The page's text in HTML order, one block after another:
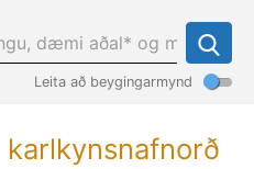
Leita að beygingarmynd
karlkynsnafnorð